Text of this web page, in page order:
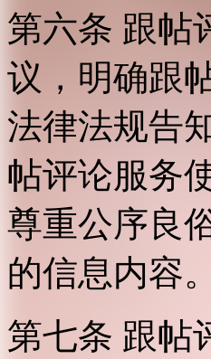
第六条 跟帖
议，明确跟
法律法规告
帖评论服务
尊重公序良
的信息内容。
第七条 跟帖